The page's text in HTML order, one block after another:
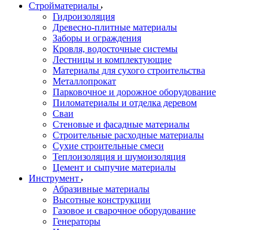
Стройматериалы
Гидроизоляция
Древесно-плитные материалы
Заборы и ограждения
Кровля, водосточные системы
Лестницы и комплектующие
Материалы для сухого строительства
Металлопрокат
Парковочное и дорожное оборудование
Пиломатериалы и отделка деревом
Сваи
Стеновые и фасадные материалы
Строительные расходные материалы
Сухие строительные смеси
Теплоизоляция и шумоизоляция
Цемент и сыпучие материалы
Инструмент
Абразивные материалы
Высотные конструкции
Газовое и сварочное оборудование
Генераторы